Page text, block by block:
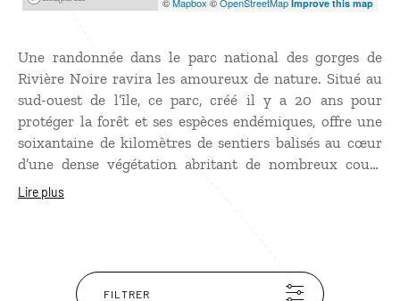
Improve this map
Une randonnée dans le parc national des gorges de
Rivière Noire ravira les amoureux de nature. Situé au
sud-ouest de l’île, ce parc, créé il y a 20 ans pour
protéger la forêt et ses espèces endémiques, offre une
soixantaine de kilomètres de sentiers balisés au cœur
d’une dense végétation abritant de nombreux cours
d’eau et cascades, parfois vertigineuses. Non loin de
Lire plus
FILTRER